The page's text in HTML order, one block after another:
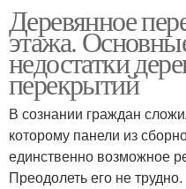
Деревянное
этажа.
недостатки
перекрытий
В сознании граждан
которому панели из
единственно возможное
Преодолеть его не трудно.